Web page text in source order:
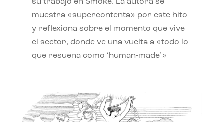
su trabajo en Smoke. La autora se
muestra «supercontenta» por este hito
y reflexiona sobre el momento que vive
el sector, donde ve una vuelta a «todo lo
que resuena como ‘human-made’»